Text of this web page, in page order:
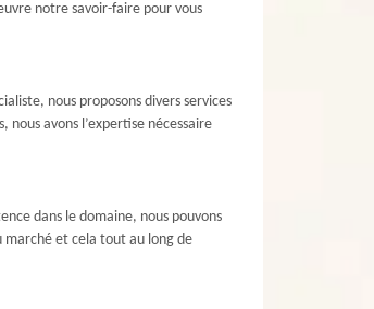
notre savoir-faire pour vous
nous proposons divers services
avons l’expertise nécessaire
dans le domaine, nous pouvons
marché et cela tout au long de